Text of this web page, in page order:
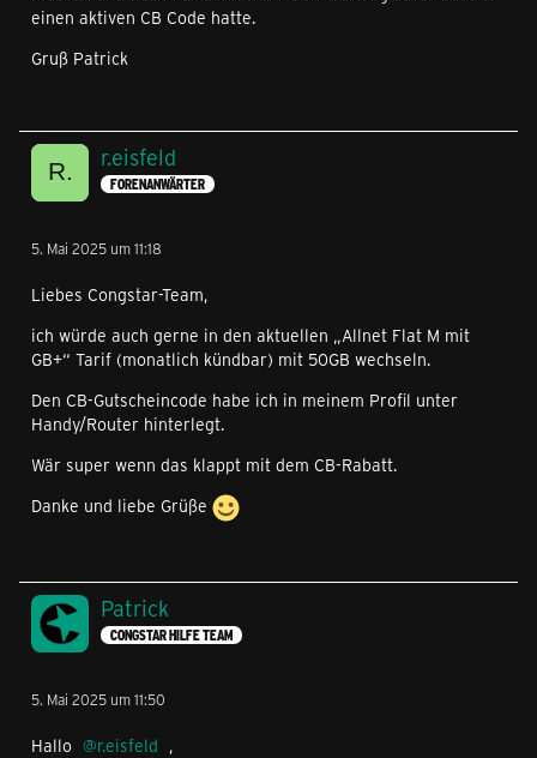
einen aktiven CB Code hatte.
Gruß Patrick
r.eisfeld
FORENANWÄRTER
5. Mai 2025 um 11:18
Liebes Congstar-Team,
ich würde auch gerne in den aktuellen „Allnet Flat M mit
GB+“ Tarif (monatlich kündbar) mit 50GB wechseln.
Den CB-Gutscheincode habe ich in meinem Profil unter
Handy/Router hinterlegt.
Wär super wenn das klappt mit dem CB-Rabatt.
Danke und liebe Grüße
Patrick
CONGSTAR HILFE TEAM
5. Mai 2025 um 11:50
Hallo r.eisfeld ,